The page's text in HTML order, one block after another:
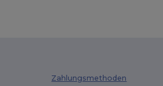
Zahlungsmethoden